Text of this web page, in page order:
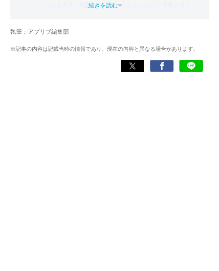
できる未来、無駄のない今を生きるためのご提案を多く行
広く行っている。
伊藤真二 公式ページ
...続きを読む
執筆：アプリブ編集部
※記事の内容は記載当時の情報であり、現在の内容と異なる場合があります。